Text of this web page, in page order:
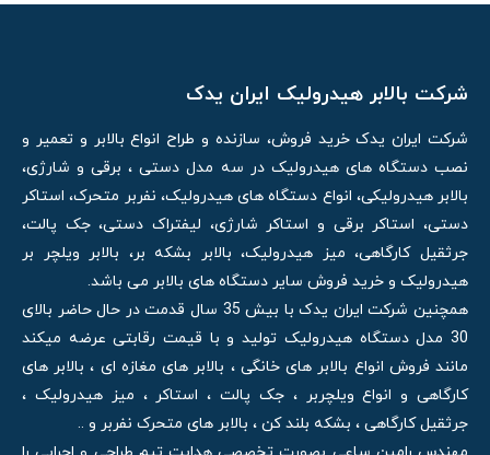
شرکت بالابر هیدرولیک ایران یدک
شرکت ایران یدک خرید فروش، سازنده و طراح انواع بالابر و تعمیر و
نصب دستگاه های هیدرولیک در سه مدل دستی ، برقی و شارژی،
بالابر هیدرولیکی، انواع دستگاه های هیدرولیک، نفربر متحرک، استاکر
دستی، استاکر برقی و استاکر شارژی، لیفتراک دستی، جک پالت،
جرثقیل کارگاهی، میز هیدرولیک، بالابر بشکه بر، بالابر ویلچر بر
هیدرولیک و خرید فروش سایر دستگاه های بالابر می باشد.
همچنین شرکت ایران یدک با بیش 35 سال قدمت در حال حاضر بالای
30 مدل دستگاه هیدرولیک تولید و با قیمت رقابتی عرضه میکند
مانند فروش انواع بالابر های خانگی ، بالابر های مغازه ای ، بالابر های
کارگاهی و انواع ویلچربر ، جک پالت ، استاکر ، میز هیدرولیک ،
جرثقیل کارگاهی ، بشکه بلند کن ، بالابر های متحرک نفربر و ..